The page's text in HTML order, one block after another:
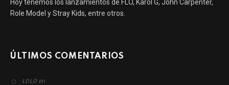
Hoy tenemos los lanzamientos de FLO, Karol G, John Carpenter,
Role Model y Stray Kids, entre otros.
ÚLTIMOS COMENTARIOS
LOLO en